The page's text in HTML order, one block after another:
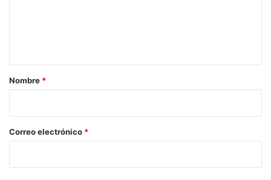
r
*
Nombre *
Correo electrónico *